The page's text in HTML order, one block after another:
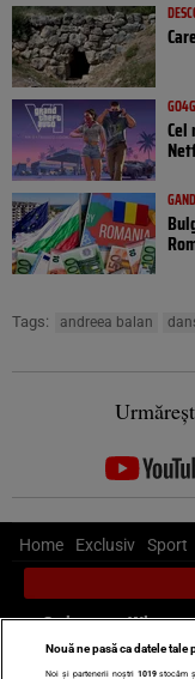
Tags: andreea balan
Home Exclusiv Sport
Scrie-ne pe
Nouă ne pasă ca datele
Noi și partenerii noștri 1019stocăm